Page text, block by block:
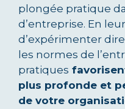
plongée pratique
d’entreprise. En
d’expérimenter
les normes de
pratiques
plus profonde et
de votre